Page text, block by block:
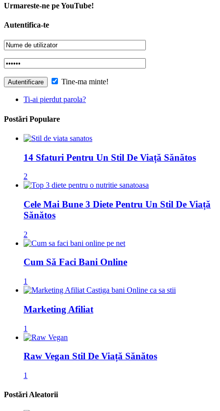
Urmareste-ne pe YouTube!
Autentifica-te
Tine-ma minte!
Ti-ai pierdut parola?
Postări Populare
14 Sfaturi Pentru Un Stil De Viață Sănătos
2
Cele Mai Bune 3 Diete Pentru Un Stil De Viață
Sănătos
2
Cum Să Faci Bani Online
1
Marketing Afiliat
1
Raw Vegan Stil De Viață Sănătos
1
Postări Aleatorii